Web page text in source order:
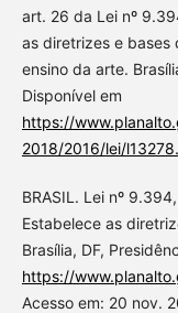
art. 26 da Lei nº
as diretrizes e bases
ensino da arte.
Disponível em
https://
2018/2016/lei/
BRASIL. Lei nº
Estabelece as
Brasília, DF,
https://
Acesso em: 20 nov.